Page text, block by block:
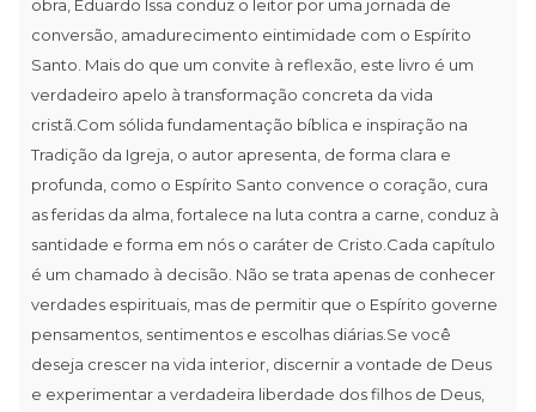
obra, Eduardo Issa conduz o leitor por uma jornada de
conversão, amadurecimento eintimidade com o Espírito
Santo. Mais do que um convite à reflexão, este livro é um
verdadeiro apelo à transformação concreta da vida
cristã.Com sólida fundamentação bíblica e inspiração na
Tradição da Igreja, o autor apresenta, de forma clara e
profunda, como o Espírito Santo convence o coração, cura
as feridas da alma, fortalece na luta contra a carne, conduz à
santidade e forma em nós o caráter de Cristo.Cada capítulo
é um chamado à decisão. Não se trata apenas de conhecer
verdades espirituais, mas de permitir que o Espírito governe
pensamentos, sentimentos e escolhas diárias.Se você
deseja crescer na vida interior, discernir a vontade de Deus
e experimentar a verdadeira liberdade dos filhos de Deus,